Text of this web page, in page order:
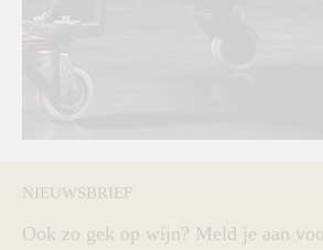
NIEUWSBRIEF
Ook zo gek op wijn? Meld je aan